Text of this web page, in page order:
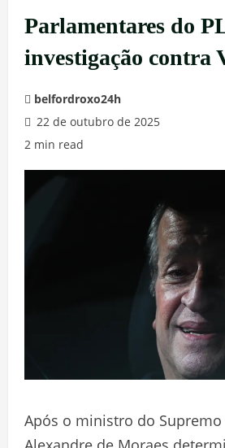
Parlamentares do
investigação contra
belfordroxo24h
22 de outubro de 2025
2 min read
Após o ministro do Supremo